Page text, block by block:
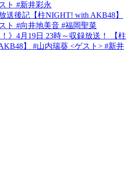
ト #新井彩永
送後記【柱NIGHT! with AKB48】
ト #向井地美音 #福岡聖菜
！》4月19日 23時～収録放送！ 【柱
】 #山内瑞葵 <ゲスト> #新井